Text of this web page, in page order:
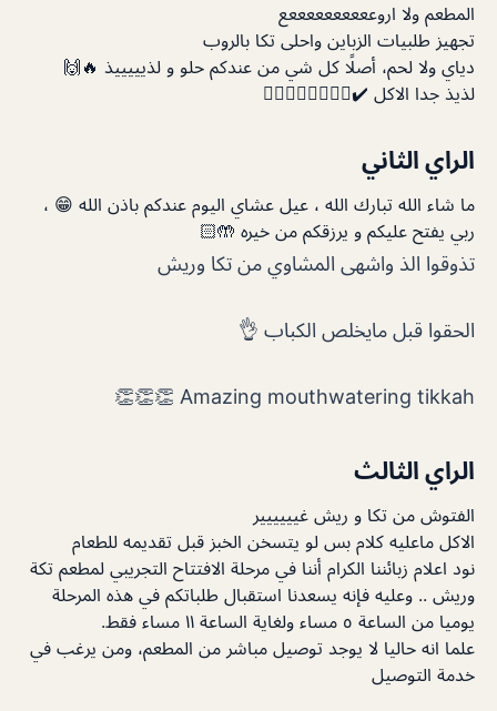
المطعم ولا اروععععععععععع
تجهيز طلبيات الزباين واحلى تكا بالروب
دياي ولا لحم، أصلًا كل شي من عندكم حلو و لذيييييذ 🔥🙌
لذيذ جدا الاكل ✔️👍🏻👍🏻👍🏻👍🏻
الراي الثاني
ما شاء الله تبارك الله ، عيل عشاي اليوم عندكم باذن الله 😁 ،
ربي يفتح عليكم و يرزقكم من خيره 🤲🏻
تذوقوا الذ واشهى المشاوي من تكا وريش
الحقوا قبل مايخلص الكباب 👌
Amazing mouthwatering tikkah 👏👏👏
الراي الثالث
الفتوش من تكا و ريش غيييييير
الاكل ماعليه كلام بس لو يتسخن الخبز قبل تقديمه للطعام
نود اعلام زبائننا الكرام أننا في مرحلة الافتتاح التجريبي لمطعم تكة
وريش .. وعليه فإنه يسعدنا استقبال طلباتكم في هذه المرحلة
يوميا من الساعة ٥ مساء ولغاية الساعة ١١ مساء فقط.
علما انه حاليا لا يوجد توصيل مباشر من المطعم، ومن يرغب في
خدمة التوصيل